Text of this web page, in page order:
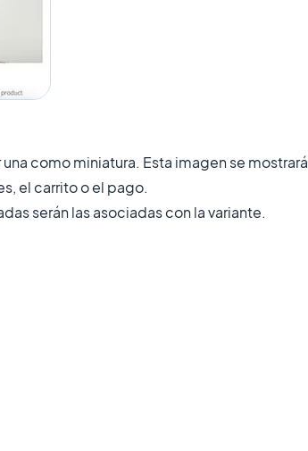
como miniatura. Esta imagen se mostrará
el carrito o el pago.
serán las asociadas con la variante.